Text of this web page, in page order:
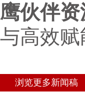
鹰伙伴资
与高效
浏览更多新闻稿